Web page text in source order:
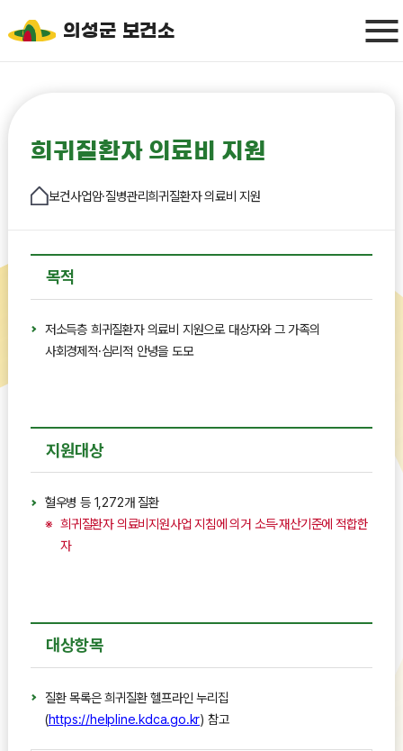
의성군 보건소
희귀질환자 의료비 지원
보건사업암·질병관리희귀질환자 의료비 지원
목적
저소득층 희귀질환자 의료비 지원으로 대상자와 그 가족의
사회경제적·심리적 안녕을 도모
지원대상
혈우병 등 1,272개 질환
희귀질환자 의료비지원사업 지침에 의거 소득·재산기준에 적합한
자
대상항목
질환 목록은 희귀질환 헬프라인 누리집
(https://helpline.kdca.go.kr) 참고